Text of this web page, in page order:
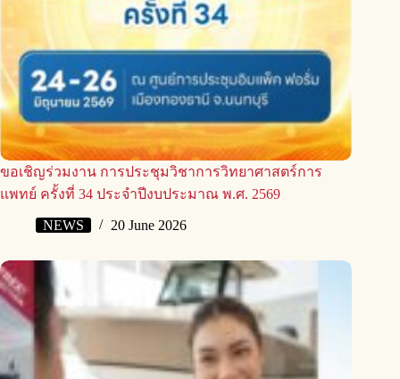
ขอเชิญร่วมงาน การประชุมวิชาการวิทยาศาสตร์การ
แพทย์ ครั้งที่ 34 ประจำปีงบประมาณ พ.ศ. 2569
NEWS 20 June 2026